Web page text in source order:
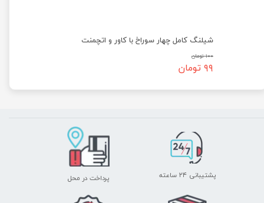
شیلنگ کامل چهار سوراخ با کاور و اتچمنت
۱۰۰ تومان
۹۹ تومان
پشتیبانی ۲۴ ساعته پرداخت در محل